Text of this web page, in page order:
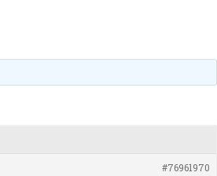
#76961970